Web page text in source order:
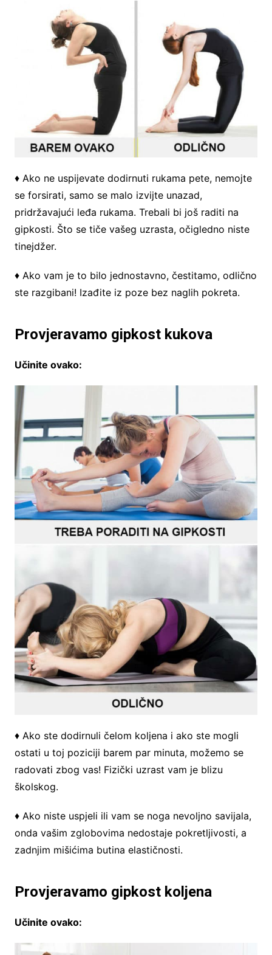
♦ Ako ne uspijevate dodirnuti rukama pete, nemojte
se forsirati, samo se malo izvijte unazad,
pridržavajući leđa rukama. Trebali bi još raditi na
gipkosti. Što se tiče vašeg uzrasta, očigledno niste
tinejdžer.
♦ Ako vam je to bilo jednostavno, čestitamo, odlično
ste razgibani! Izađite iz poze bez naglih pokreta.
Provjeravamo gipkost kukova
Učinite ovako:
♦ Ako ste dodirnuli čelom koljena i ako ste mogli
ostati u toj poziciji barem par minuta, možemo se
radovati zbog vas! Fizički uzrast vam je blizu
školskog.
♦ Ako niste uspjeli ili vam se noga nevoljno savijala,
onda vašim zglobovima nedostaje pokretljivosti, a
zadnjim mišićima butina elastičnosti.
Provjeravamo gipkost koljena
Učinite ovako: